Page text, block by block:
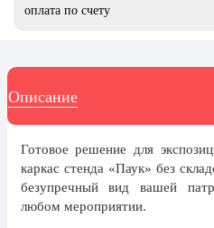
23 февраля, День защитника
Отечества
1 марта, День Бабушек
8 марта, Международный женский
день
оплата по счету
Описание
Готовое решение для
каркас стенда «Паук» без
безупречный вид вашей
любом мероприятии.